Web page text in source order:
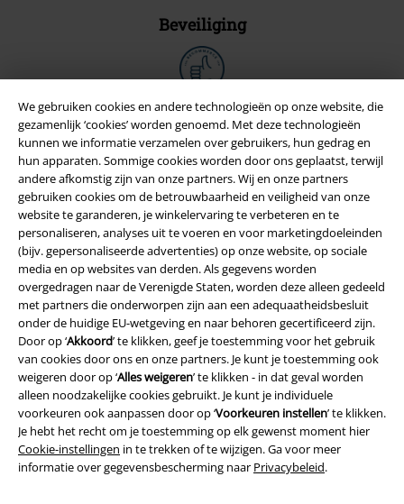
We gebruiken cookies en andere technologieën op onze website, die
gezamenlijk ‘cookies’ worden genoemd. Met deze technologieën
kunnen we informatie verzamelen over gebruikers, hun gedrag en
hun apparaten. Sommige cookies worden door ons geplaatst, terwijl
andere afkomstig zijn van onze partners. Wij en onze partners
gebruiken cookies om de betrouwbaarheid en veiligheid van onze
website te garanderen, je winkelervaring te verbeteren en te
personaliseren, analyses uit te voeren en voor marketingdoeleinden
(bijv. gepersonaliseerde advertenties) op onze website, op sociale
media en op websites van derden. Als gegevens worden
overgedragen naar de Verenigde Staten, worden deze alleen gedeeld
met partners die onderworpen zijn aan een adequaatheidsbesluit
onder de huidige EU-wetgeving en naar behoren gecertificeerd zijn.
Door op ‘Akkoord’ te klikken, geef je toestemming voor het gebruik
van cookies door ons en onze partners. Je kunt je toestemming ook
weigeren door op ‘Alles weigeren’ te klikken - in dat geval worden
alleen noodzakelijke cookies gebruikt. Je kunt je individuele
voorkeuren ook aanpassen door op ‘Voorkeuren instellen’ te klikken.
Je hebt het recht om je toestemming op elk gewenst moment hier
Cookie-instellingen in te trekken of te wijzigen. Ga voor meer
informatie over gegevensbescherming naar Privacybeleid.
Beveiliging
Legal
Algemene Voorwaarden
Bedrijfsgegevens
Privacyverklaring
Verklaring van conformiteit